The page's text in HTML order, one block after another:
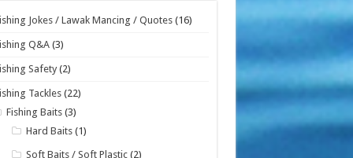
Jokes / Lawak Mancing / Quotes (16)
Q&A (3)
Safety (2)
Tackles (22)
Fishing Baits (3)
Hard Baits (1)
Soft Baits / Soft Plastic (2)